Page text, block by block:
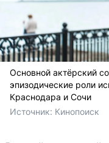
Основной актёрский
эпизодические роли
Краснодара и Сочи
Источник: Кинопоиск